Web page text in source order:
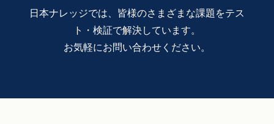
日本ナレッジでは、皆様のさまざまな課題をテス
ト・検証で解決しています。
お気軽にお問い合わせください。